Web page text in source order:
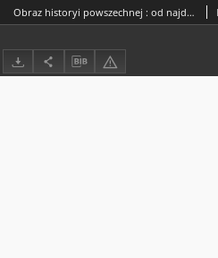
Obraz historyi powszechnej : od najdawniejszych do najnowszych czasów. T. 1